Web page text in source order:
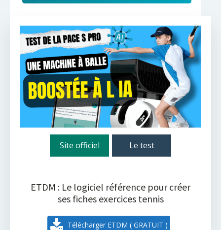
Site officiel Le test
ETDM : Le logiciel référence pour créer
ses fiches exercices tennis
Télécharger ETDM ( GRATUIT )